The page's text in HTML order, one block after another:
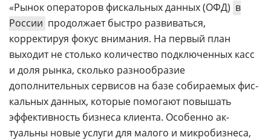
«Рынок операторов фискальных данных (ОФД) в
России продолжает быстро развиваться,
корректируя фокус внимания. На первый план
выходит не столько количество подключенных касс
и доля рынка, сколько разнообразие
дополнительных сервисов на базе собираемых фис-
кальных данных, которые помогают повышать
эффективность бизнеса клиента. Особенно ак-
туальны новые услуги для малого и микробизнеса,